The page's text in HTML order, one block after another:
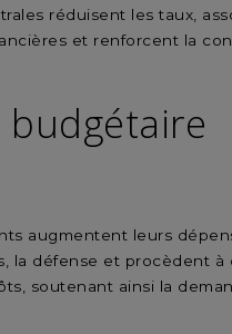
réduisent les taux,
et renforcent la
budgétaire
augmentent leurs
la défense et procèdent à
soutenant ainsi la